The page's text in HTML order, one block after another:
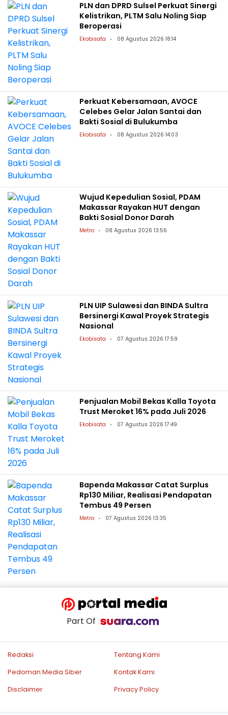
PLN dan DPRD Sulsel Perkuat Sinergi
Kelistrikan, PLTM Salu Noling Siap
Beroperasi
Ekobisata 08 Agustus 2026 18:14
Perkuat Kebersamaan, AVOCE
Celebes Gelar Jalan Santai dan
Bakti Sosial di Bulukumba
Ekobisata 08 Agustus 2026 14:03
Wujud Kepedulian Sosial, PDAM
Makassar Rayakan HUT dengan
Bakti Sosial Donor Darah
Metro 08 Agustus 2026 13:56
PLN UIP Sulawesi dan BINDA Sultra
Bersinergi Kawal Proyek Strategis
Nasional
Ekobisata 07 Agustus 2026 17:59
Penjualan Mobil Bekas Kalla Toyota
Trust Meroket 16% pada Juli 2026
Ekobisata 07 Agustus 2026 17:49
Bapenda Makassar Catat Surplus
Rp130 Miliar, Realisasi Pendapatan
Tembus 49 Persen
Metro 07 Agustus 2026 13:35
Part Of
Redaksi
Tentang Kami
Pedoman Media Siber
Kontak Kami
Disclaimer
Privacy Policy